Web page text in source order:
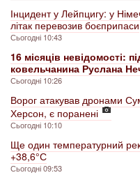
Інцидент у Лейпцигу: у
літак перевозив боєприпаси
Сьогодні 10:43
16 місяців невідомості:
ковельчанина Руслана
Сьогодні 10:26
Ворог атакував дронами
Херсон, є поранені
Сьогодні 10:10
Ще один температурний
+38,6° С
Сьогодні 09:53